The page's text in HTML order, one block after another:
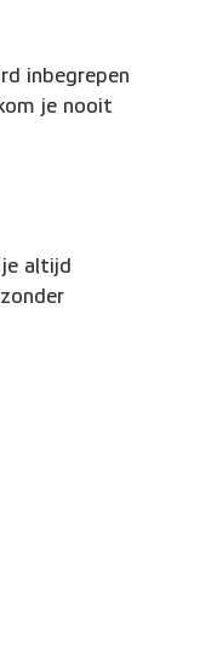
inbegrepen
je nooit
altijd